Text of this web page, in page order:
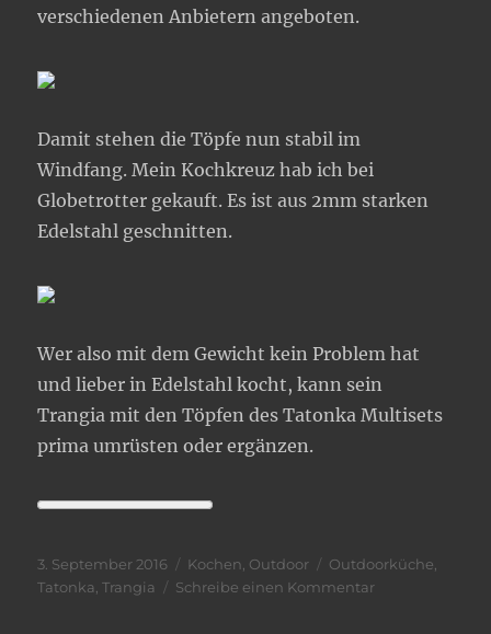
verschiedenen Anbietern angeboten.
Damit stehen die Töpfe nun stabil im
Windfang. Mein Kochkreuz hab ich bei
Globetrotter gekauft. Es ist aus 2mm starken
Edelstahl geschnitten.
Wer also mit dem Gewicht kein Problem hat
und lieber in Edelstahl kocht, kann sein
Trangia mit den Töpfen des Tatonka Multisets
prima umrüsten oder ergänzen.
Veröffentlicht
am
3. September 2016 Kategorien
Kochen, Outdoor Schlagwörter
Outdoorküche,
Tatonka,Trangia Schreibe einen Kommentarzu